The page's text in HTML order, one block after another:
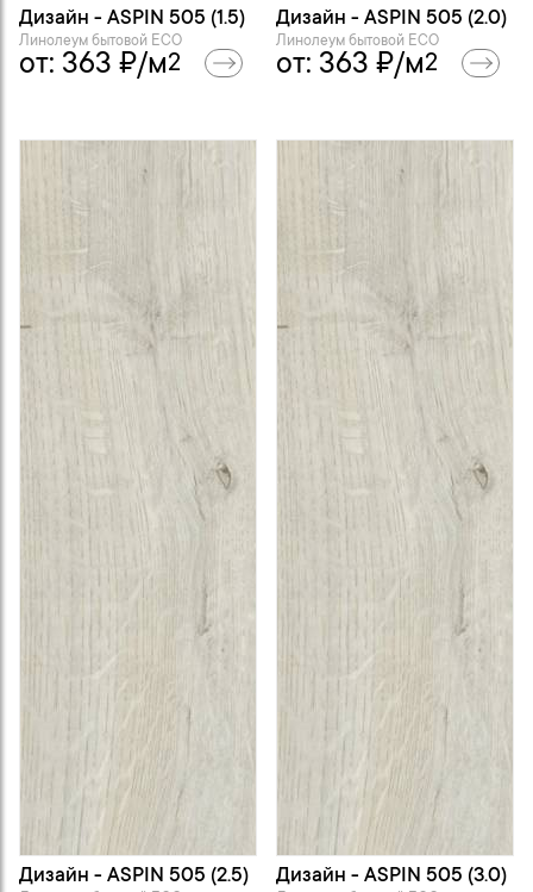
Дизайн - ASPIN 505 (1.5)
Линолеум бытовой ECO
от: 363 ₽/м2
Дизайн - ASPIN 505 (2.0)
Линолеум бытовой ECO
от: 363 ₽/м2
Дизайн - ASPIN 505 (2.5) Дизайн - ASPIN 505 (3.0)